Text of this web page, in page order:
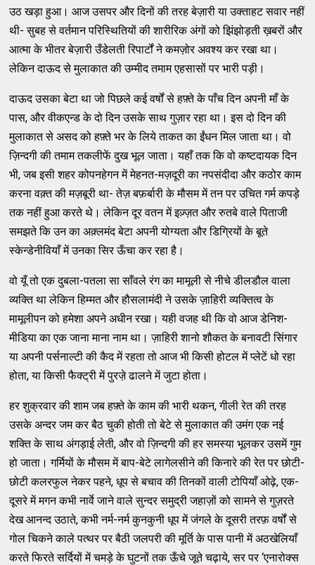
उठ खड़ा हुआ। आज उसपर और दिनों की तरह बेज़ारी या उक्‍ताहट सवार नहीं
थी- सुबह से वर्तमान परिस्‍थितियों की शारीरिक अंगों को झिंझोड़ती ख़बरों और
आत्‍मा के भीतर बेज़ारी उँडेलती रिपार्टों ने कमज़ोर अवश्‍य कर रखा था।
लेकिन दाऊद से मुलाकात की उम्‍मीद तमाम एहसासों पर भारी पड़ी।
दाऊद उसका बेटा था जो पिछले कई वर्षों से हफ़्‍ते के पाँच दिन अपनी माँ के
पास, और वीकएन्‍ड के दो दिन उसके साथ गुज़ार रहा था। इस दो दिन की
मुलाकात से असद को हफ़्‍ते भर के लिये ताकत का ईंधन मिल जाता था। वो
ज़िन्‍दगी की तमाम तकलीफें दुख भूल जाता। यहाँ तक कि वो कष्‍टदायक दिन
भी, जब इसी शहर कोपनहेगन में मेहनत-मज़दूरी का नपसंदीदा और कठोर काम
करना वक़्‍त की मज़बूरी था- तेज़ बफ़र्बारी के मौसम में तन पर उचित गर्म कपड़े
तक नहीं हुआ करते थे। लेकिन दूर वतन में इज़्‍ज़त और रुतबे वाले पिताजी
समझते कि उन का अक़्‍लमंद बेटा अपनी योग्‍यता और डिग्रियों के बूते
स्‍केन्‍डेनीवियाँ में उनका सिर ऊँचा कर रहा है।
वो यूँ तो एक दुबला-पतला सा साँवले रंग का मामूली से नीचे डीलडौल वाला
व्‍यक्‍ति था लेकिन हिम्‍मत और हौसलामंदी ने उसके ज़ाहिरी व्‍यक्‍तित्‍व के
मामूलीपन को हमेशा अपने अधीन रखा। यही वजह थी कि वो आज डेनिश-
मीडिया का एक जाना माना नाम था। ज़ाहिरी शानो शौकत के बनावटी सिंगार
या अपनी पर्सनाल्‍टी की कैद में रहता तो आज भी किसी होटल में प्‍लेटें धो रहा
होता, या किसी फैक्‍ट्री में पुरजे़ ढालने में जुटा होता।
हर शुक्रवार की शाम जब हफ़्‍ते के काम की भारी थकन, गीली रेत की तरह
उसके अन्‍दर जम कर बैठ चुकी होती तो बेटे से मुलाकात की उमंग एक नई
शक्‍ति के साथ अंगड़ाई लेती, और वो ज़िन्‍दगी की हर समस्‍या भूलकर उसमें गुम
हो जाता। गर्मियों के मौसम में बाप-बेटे लागेलसीने की किनारे की रेत पर छोटी-
छोटी कलरफुल नेकर पहने, धूप से बचाव की तिनकों वाली टोपियाँ ओढ़े, एक-
दूसरे में मगन कभी नार्वे जाने वाले सुन्‍दर समुद्री जहाज़ों को सामने से गुज़रते
देख आनन्‍द उठाते, कभी नर्म-नर्म कुनकुनी धूप में जंगले के दूसरी तरफ़ वर्षों से
गोल चिकने काले पत्‍थर पर बैठी जलपरी की मूर्ति के पास पानी में अठखेलियाँ
करते फिरते सर्दियों में चमड़े के घुटनों तक ऊँचे जूते चढ़ाये, सर पर ‘एनारोक्‍स